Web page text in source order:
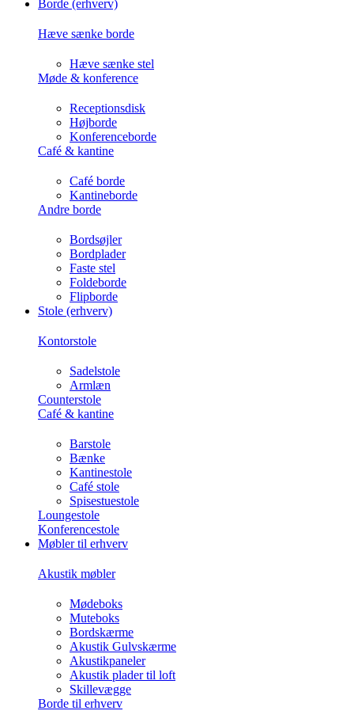
Borde (erhverv)
Hæve sænke borde
Hæve sænke stel
Møde & konference
Receptionsdisk
Højborde
Konferenceborde
Café & kantine
Café borde
Kantineborde
Andre borde
Bordsøjler
Bordplader
Faste stel
Foldeborde
Flipborde
Stole (erhverv)
Kontorstole
Sadelstole
Armlæn
Counterstole
Café & kantine
Barstole
Bænke
Kantinestole
Café stole
Spisestuestole
Loungestole
Konferencestole
Møbler til erhverv
Akustik møbler
Mødeboks
Muteboks
Bordskærme
Akustik Gulvskærme
Akustikpaneler
Akustik plader til loft
Skillevægge
Borde til erhverv